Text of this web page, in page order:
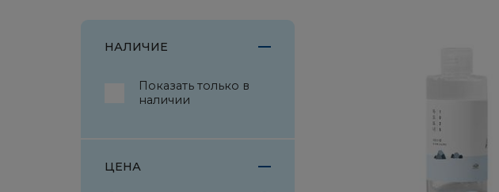
НАЛИЧИЕ
Показать только в
наличии
ЦЕНА